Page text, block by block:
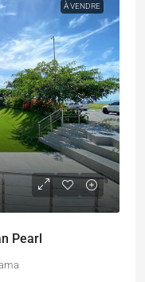
À VENDRE
Pearl